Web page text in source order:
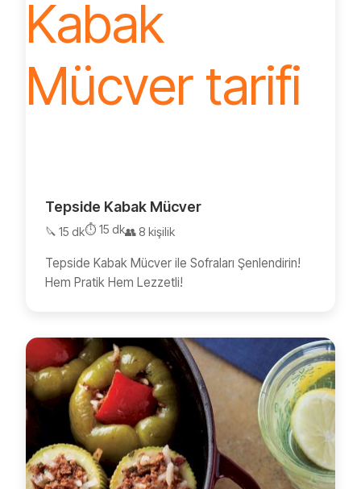
Tepside Kabak Mücver
🔪 15 dk⏱️ 15 dk👥 8 kişilik
Tepside Kabak Mücver ile Sofraları Şenlendirin!
Hem Pratik Hem Lezzetli!